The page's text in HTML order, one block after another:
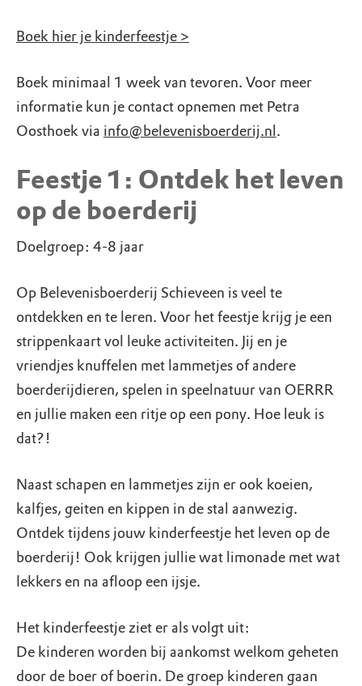
Boek hier je kinderfeestje >
Boek minimaal 1 week van tevoren. Voor meer
informatie kun je contact opnemen met Petra
Oosthoek via info@belevenisboerderij.nl .
Feestje 1: Ontdek het leven
op de boerderij
Doelgroep: 4-8 jaar
Op Belevenisboerderij Schieveen is veel te
ontdekken en te leren. Voor het feestje krijg je een
strippenkaart vol leuke activiteiten. Jij en je
vriendjes knuffelen met lammetjes of andere
boerderijdieren, spelen in speelnatuur van OERRR
en jullie maken een ritje op een pony. Hoe leuk is
dat?!
Naast schapen en lammetjes zijn er ook koeien,
kalfjes, geiten en kippen in de stal aanwezig.
Ontdek tijdens jouw kinderfeestje het leven op de
boerderij! Ook krijgen jullie wat limonade met wat
lekkers en na afloop een ijsje.
Het kinderfeestje ziet er als volgt uit:
De kinderen worden bij aankomst welkom geheten
door de boer of boerin. De groep kinderen gaan